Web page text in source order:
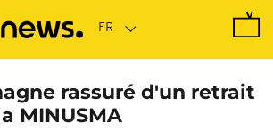
rassuré d'un retrait
MINUSMA